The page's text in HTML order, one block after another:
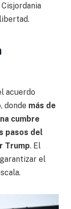
acuerdo
donde más de
cumbre
pasos del
Trump. El
el